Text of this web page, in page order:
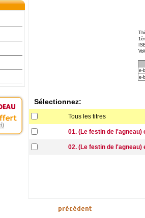
e-
e-
Sélectionnez:
Tous les titres
01. (Le festin de l'agneau)
02. (Le festin de l'agneau)